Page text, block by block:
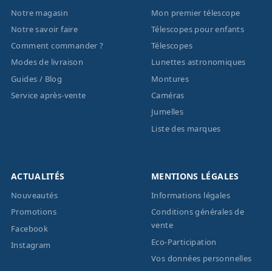
Notre magasin
Notre savoir faire
Comment commander ?
Modes de livraison
Guides / Blog
Service après-vente
Mon premier télescope
Télescopes pour enfants
Télescopes
Lunettes astronomiques
Montures
Caméras
Jumelles
Liste des marques
ACTUALITÉS
Nouveautés
Promotions
Facebook
Instagram
MENTIONS LÉGALES
Informations légales
Conditions générales de
vente
Eco-Participation
Vos données personnelles